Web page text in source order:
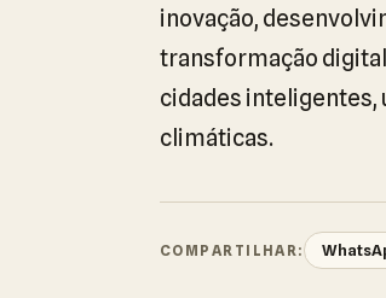
inovação,
transformação
cidades inteligentes,
climáticas.
COMPARTILHAR: